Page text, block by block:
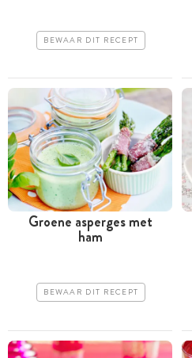
BEWAAR DIT RECEPT
Groene asperges met
ham
BEWAAR DIT RECEPT